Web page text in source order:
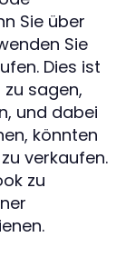
Sie über
Sie
Dies ist
sagen,
und dabei
könnten
verkaufen.
zu